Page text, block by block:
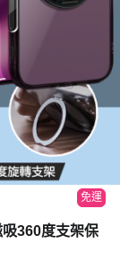
免運
360度支架保